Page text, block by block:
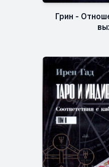
Грин -